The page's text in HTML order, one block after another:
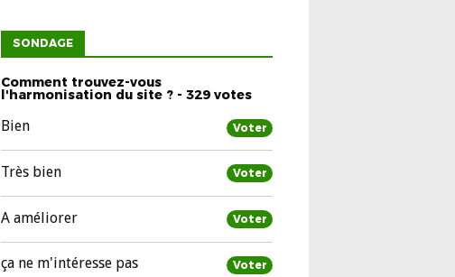
SONDAGE
Comment trouvez-vous
l'harmonisation du site ? - 329 votes
Bien Voter
Très bien Voter
A améliorer Voter
ça ne m'intéresse pas Voter